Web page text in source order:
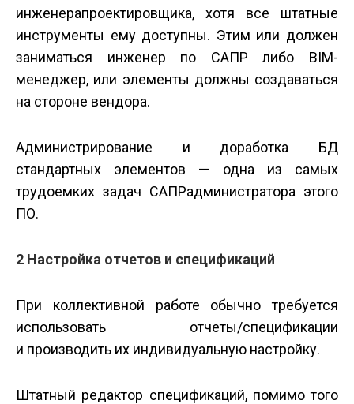
инженера­проектировщика, хотя все штатные
инструменты ему доступны. Этим или должен
заниматься инженер по САПР либо BIM­
менеджер, или элементы должны создаваться
на стороне вендора.
Администрирование и доработка БД
стандартных элементов — одна из самых
трудоемких задач САПР­администратора этого
ПО.
2 Настройка отчетов и спецификаций
При коллективной работе обычно требуется
использовать отчеты/спецификации
и производить их индивидуальную настройку.
Штатный редактор спецификаций, помимо того